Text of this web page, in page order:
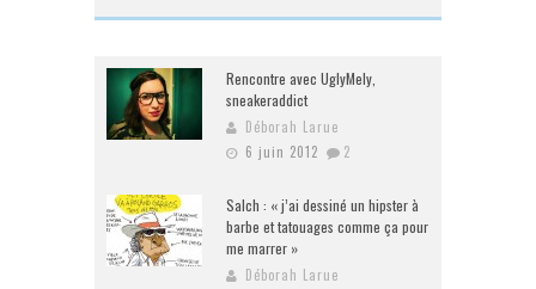
Rencontre avec UglyMely,
sneakeraddict
Déborah Larue
6 juin 2012
2
Salch : « j’ai dessiné un hipster à
barbe et tatouages comme ça pour
me marrer »
Déborah Larue